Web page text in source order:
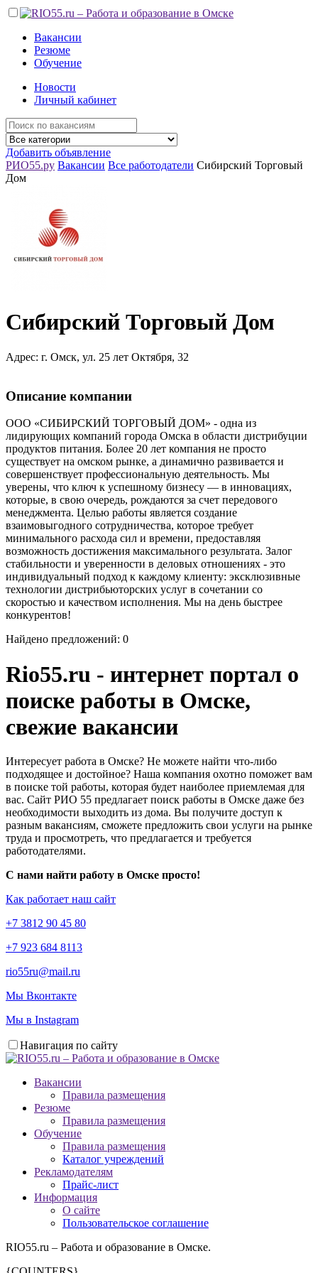
Вакансии
Резюме
Обучение
Новости
Личный кабинет
Добавить объявление
РИО55.ру Вакансии Все работодатели Сибирский Торговый
Дом
Сибирский Торговый Дом
Адрес: г. Омск, ул. 25 лет Октября, 32
Описание компании
ООО «СИБИРСКИЙ ТОРГОВЫЙ ДОМ» - одна из
лидирующих компаний города Омска в области дистрибуции
продуктов питания. Более 20 лет компания не просто
существует на омском рынке, а динамично развивается и
совершенствует профессиональную деятельность. Мы
уверены, что ключ к успешному бизнесу — в инновациях,
которые, в свою очередь, рождаются за счет передового
менеджмента. Целью работы является создание
взаимовыгодного сотрудничества, которое требует
минимального расхода сил и времени, предоставляя
возможность достижения максимального результата. Залог
стабильности и уверенности в деловых отношениях - это
индивидуальный подход к каждому клиенту: эксклюзивные
технологии дистрибьюторских услуг в сочетании со
скоростью и качеством исполнения. Мы на день быстрее
конкурентов!
Найдено предложений: 0
Rio55.ru - интернет портал о
поиске работы в Омске,
свежие вакансии
Интересует работа в Омске? Не можете найти что-либо
подходящее и достойное? Наша компания охотно поможет вам
в поиске той работы, которая будет наиболее приемлемая для
вас. Сайт РИО 55 предлагает поиск работы в Омске даже без
необходимости выходить из дома. Вы получите доступ к
разным вакансиям, сможете предложить свои услуги на рынке
труда и просмотреть, что предлагается и требуется
работодателями.
С нами найти работу в Омске просто!
Как работает наш сайт
+7 3812 90 45 80
+7 923 684 8113
rio55ru@mail.ru
Мы Вконтакте
Мы в Instagram
Навигация по сайту
Вакансии
Правила размещения
Резюме
Правила размещения
Обучение
Правила размещения
Каталог учреждений
Рекламодателям
Прайс-лист
Информация
О сайте
Пользовательское соглашение
RIO55.ru – Работа и образование в Омске.